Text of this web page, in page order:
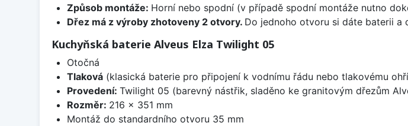
Způsob montáže: Horní nebo spodní (v případě spodní montáže nutno
Dřez má z výroby zhotoveny 2 otvory. Do jednoho otvoru si dáte baterii a
Kuchyňská baterie Alveus Elza Twilight 05
Otočná
Tlaková(klasická baterie pro připojení k vodnímu řádu nebo tlakovému
Provedení: Twilight 05 (barevný nástřik, sladěno ke granitovým dřezům
Rozměr: 216 x 351 mm
Montáž do standardního otvoru 35 mm